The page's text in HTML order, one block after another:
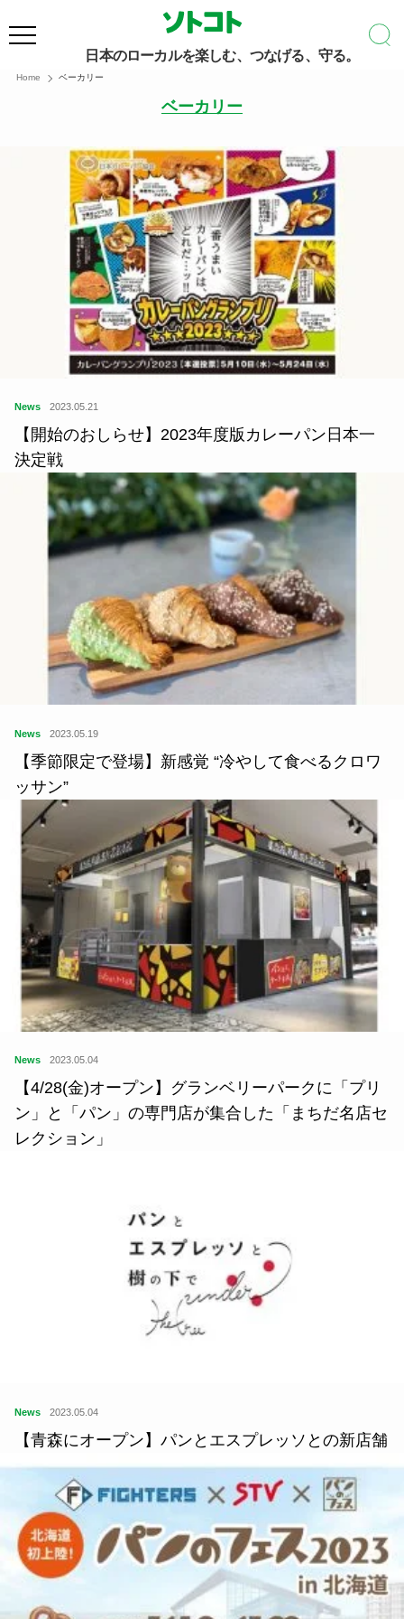
日本のローカルを楽しむ、つなげる、守る。
Home ベーカリー
ベーカリー
News 2023.05.21
【開始のおしらせ】2023年度版カレーパン日本一
決定戦
News 2023.05.19
【季節限定で登場】新感覚 “冷やして食べるクロワ
ッサン”
News 2023.05.04
【4/28(金)オープン】グランベリーパークに「プリ
ン」と「パン」の専門店が集合した「まちだ名店セ
レクション」
News 2023.05.04
【青森にオープン】パンとエスプレッソとの新店舗